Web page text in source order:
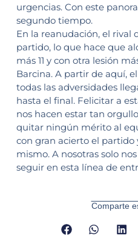
urgencias. Con este
segundo tiempo.
En la reanudación, el rival
partido, lo que hace que
más 11 y con otra lesión
Barcina. A partir de aquí,
todas las adversidades
hasta el final. Felicitar a
nos hacen estar tan
quitar ningún mérito al
con gran acierto el partido
mismo. A nosotras solo
seguir en esta línea de
Comparte